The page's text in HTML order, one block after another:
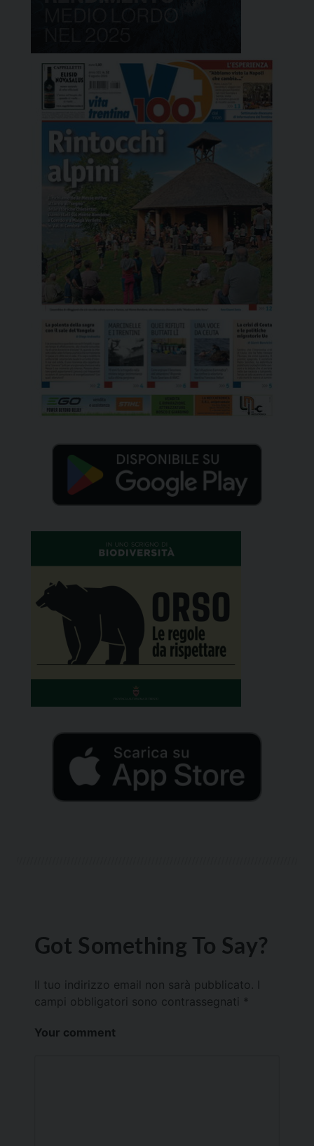
Got Something To Say?
Il tuo indirizzo email non sarà pubblicato.
campi obbligatori sono contrassegnati *
Your comment